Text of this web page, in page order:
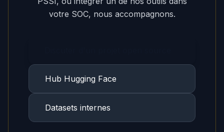
votre SOC, nous accompagnons.
Hub Hugging Face
Datasets internes